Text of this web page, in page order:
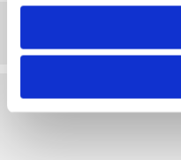
Impressum